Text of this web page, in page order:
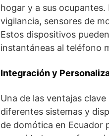
hogar y a sus
vigilancia, sensores de
Estos dispositivos
instantáneas al teléfono
Integración y
Una de las ventajas
diferentes sistemas y
de domótica en Ecuador